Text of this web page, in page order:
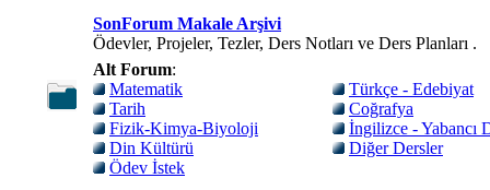
SonForum Makale Arşivi
Ödevler, Projeler, Tezler, Ders Notları ve Ders Planları .
Alt Forum:
Matematik
Türkçe - Edebiyat
Tarih
Coğrafya
Fizik-Kimya-Biyoloji
İngilizce - Yabancı
Din Kültürü
Diğer Dersler
Ödev İstek